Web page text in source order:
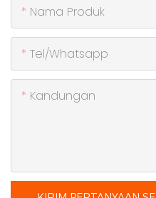
Nama Produk
Tel/whatsapp
Kandungan